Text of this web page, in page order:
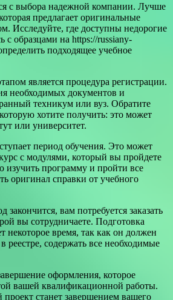
с выбора надежной компании. Лучше
предлагает оригинальные
Исследуйте, где доступны недорогие
с образцами на https://russiany-
подходящее учебное
является процедура регистрации.
необходимых документов и
техникум или вуз. Обратите
хотите получить: это может
или университет.
период обучения. Это может
с модулями, который вы пройдете
изучить программу и пройти все
оригинал справки от учебного
закончится, вам потребуется заказать
вы сотрудничаете. Подготовка
некоторое время, так как он должен
реестре, содержать все необходимые
оформления, которое
вашей квалификационной работы.
станет завершением вашего